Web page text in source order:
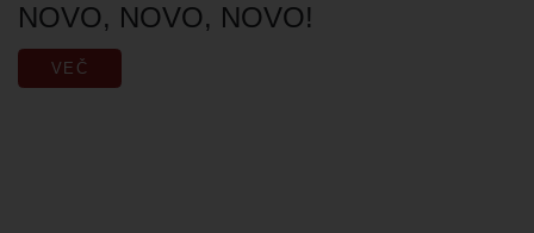
NOVO, NOVO, NOVO!
VEČ